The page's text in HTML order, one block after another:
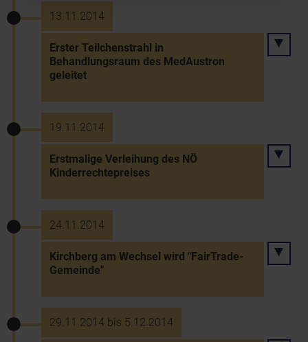
13.11.2014
Erster Teilchenstrahl in
Behandlungsraum des MedAustron
geleitet
19.11.2014
Erstmalige Verleihung des NÖ
Kinderrechtepreises
24.11.2014
Kirchberg am Wechsel wird "FairTrade-
Gemeinde"
29.11.2014 bis 5.12.2014